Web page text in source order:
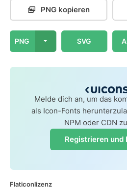
PNG kopieren
PNG SVG
Melde dich an, um das
als Icon-Fonts
NPM oder CDN
Registrieren und
Flaticonlizenz